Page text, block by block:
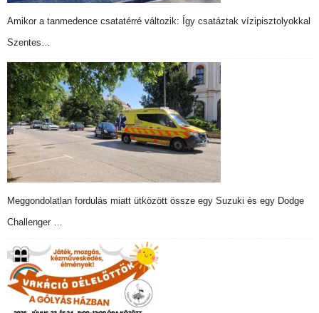
Amikor a tanmedence csatatérré változik: Így csatáztak vízipisztolyokkal
Szentes…
Meggondolatlan fordulás miatt ütközött össze egy Suzuki és egy Dodge
Challenger …